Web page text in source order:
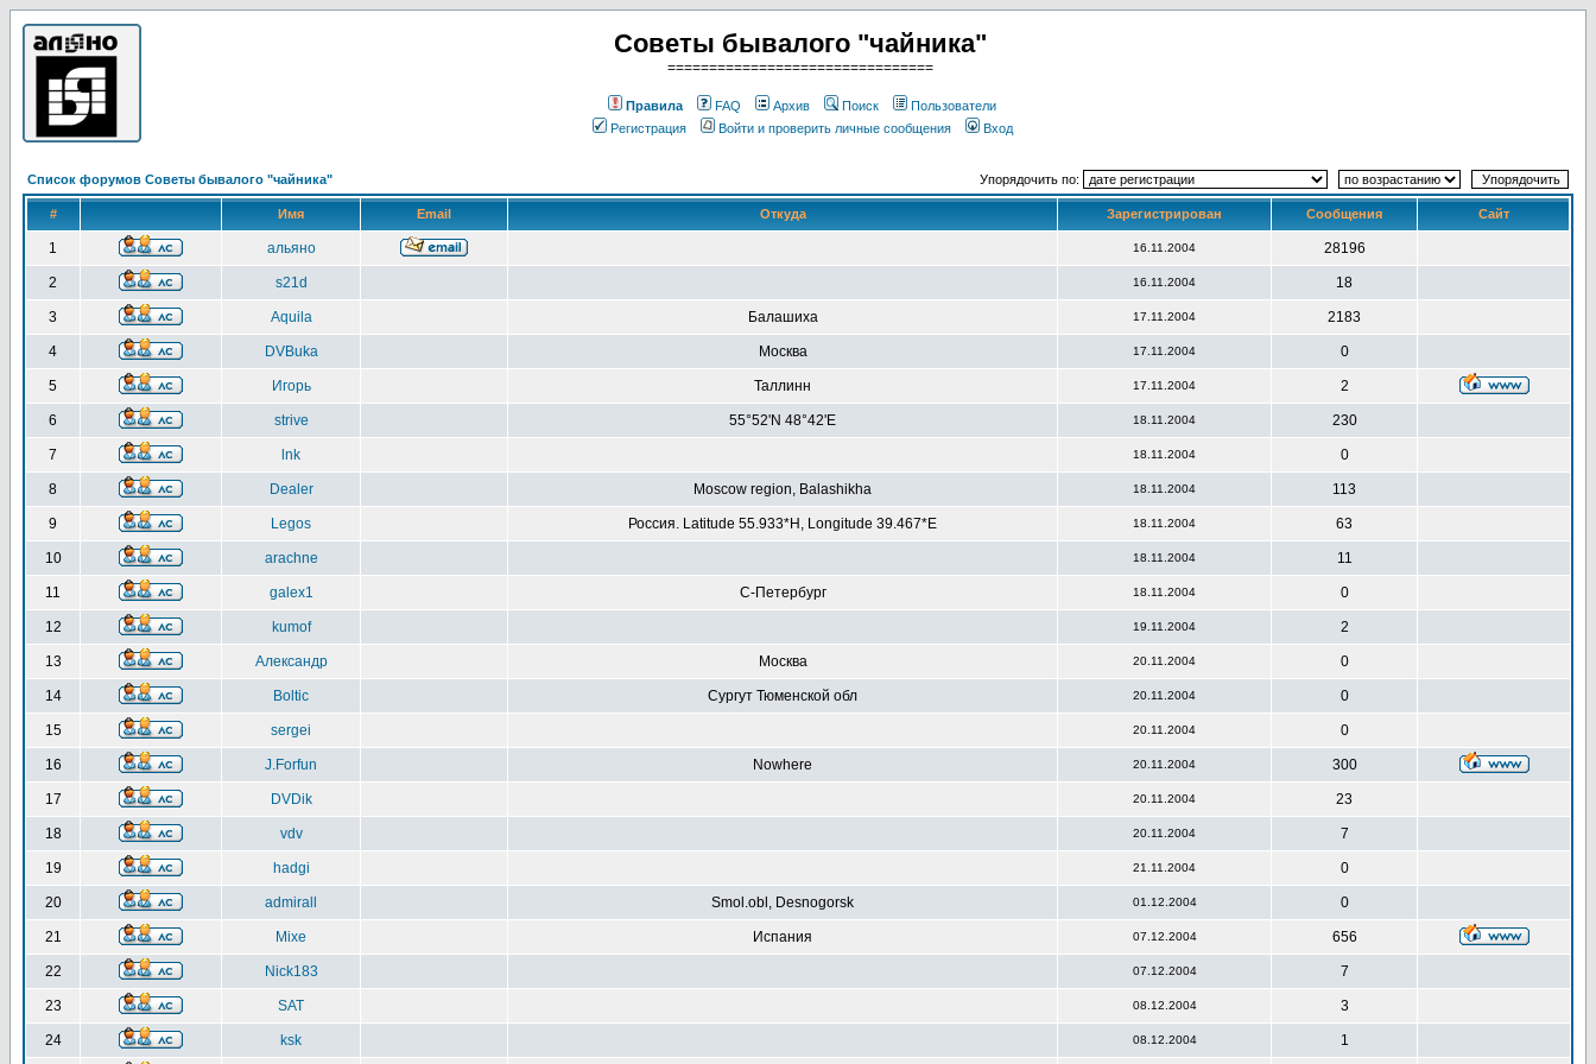
Советы бывалого "чайника"
================================
Правила FAQ Архив Поиск
Пользователи
Регистрация
Войти и проверить личные сообщения Вход
Список форумов Советы бывалого "чайника" Упорядочить по:
# Имя Email Откуда Зарегистрирован Сообщения Сайт
1 альяно 16.11.2004 28196
2 s21d 16.11.2004 18
3 Aquila Балашиха 17.11.2004 2183
4 DVBuka Москва 17.11.2004 0
5 Игорь Таллинн 17.11.2004 2
6 strive 55°52'N 48°42'E 18.11.2004 230
7 lnk 18.11.2004 0
8 Dealer Moscow region, Balashikha 18.11.2004 113
9 Legos Россия. Latitude 55.933*H, Longitude 39.467*E 18.11.2004 63
10 arachne 18.11.2004 11
11 galex1 С-Петербург 18.11.2004 0
12 kumof 19.11.2004 2
13 Александр Москва 20.11.2004 0
14 Boltic Сургут Тюменской обл 20.11.2004 0
15 sergei 20.11.2004 0
16 J.Forfun Nowhere 20.11.2004 300
17 DVDik 20.11.2004 23
18 vdv 20.11.2004 7
19 hadgi 21.11.2004 0
20 admirall Smol.obl, Desnogorsk 01.12.2004 0
21 Mixe Испания 07.12.2004 656
22 Nick183 07.12.2004 7
23 SAT 08.12.2004 3
24 ksk 08.12.2004 1